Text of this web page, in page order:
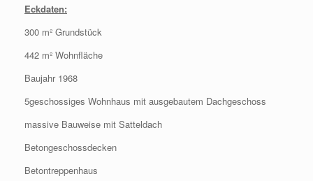
Eckdaten:
300 m² Grundstück
442 m² Wohnfläche
Baujahr 1968
5geschossiges Wohnhaus mit ausgebautem Dachgeschoss
massive Bauweise mit Satteldach
Betongeschossdecken
Betontreppenhaus